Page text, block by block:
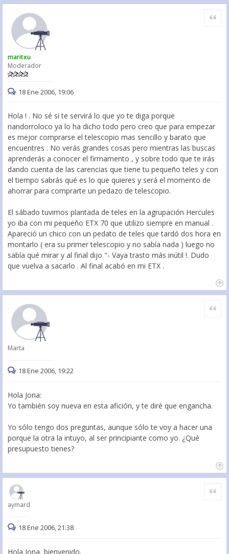
maritxu
Moderador
Citar
18 Ene 2006, 19:06
Hola ! . No sé si te servirá lo que yo te diga porque
nandorroloco ya lo ha dicho todo pero creo que para empezar
es mejor comprarse el telescopio mas sencillo y barato que
encuentres . No verás grandes cosas pero mientras las buscas
aprenderás a conocer el firmamento , y sobre todo que te irás
dando cuenta de las carencias que tiene tu pequeño teles y con
el tiempo sabrás qué es lo que quieres y será el momento de
ahorrar para comprarte un pedazo de telescopio.
El sábado tuvimos plantada de teles en la agrupación Hercules
yo iba con mi pequeño ETX 70 que utilizo siempre en manual .
Apareció un chico con un pedato de teles que tardó dos hora en
montarlo ( era su primer telescopio y no sabía nada ) luego no
sabía qué mirar y al final dijo "- Vaya trasto más inútil !. Dudo
que vuelva a sacarlo . Al final acabó en mi ETX .
Marta
Citar
18 Ene 2006, 19:22
Hola Jona:
Yo también soy nueva en esta afición, y te diré que engancha.
Yo sólo tengo dos preguntas, aunque sólo te voy a hacer una
porque la otra la intuyo, al ser principiante como yo. ¿Qué
presupuesto tienes?
aymard
Citar
18 Ene 2006, 21:38
Hola Jona, bienvenido.